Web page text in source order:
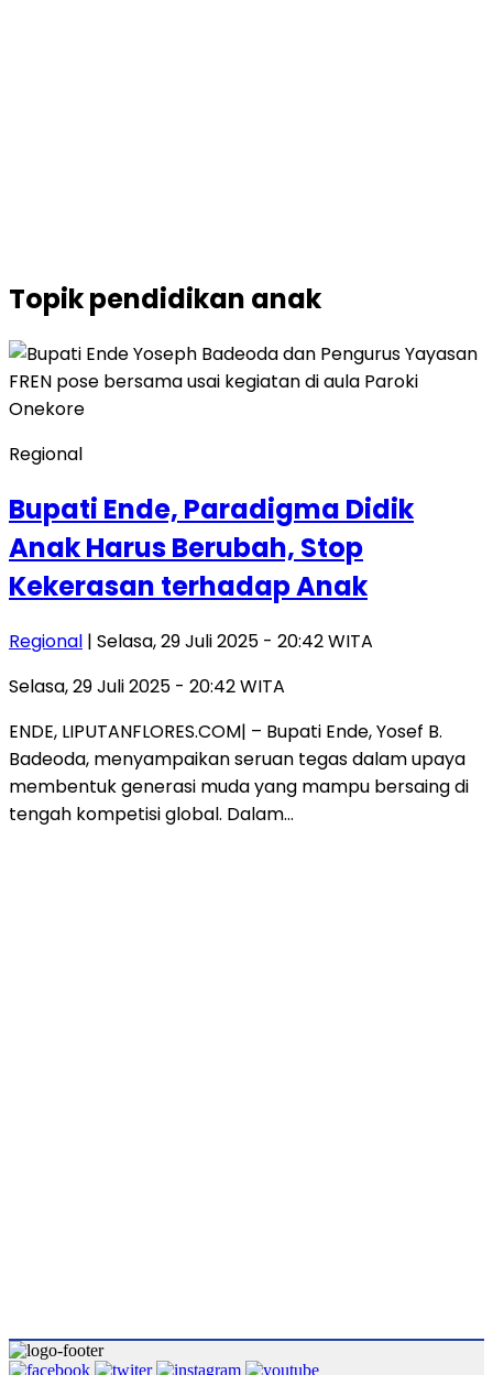
Topikpendidikan anak
Regional
Bupati Ende, Paradigma Didik
Anak Harus Berubah, Stop
Kekerasan terhadap Anak
Regional | Selasa, 29 Juli 2025 - 20:42 WITA
Selasa, 29 Juli 2025 - 20:42 WITA
ENDE, LIPUTANFLORES.COM| – Bupati Ende, Yosef B.
Badeoda, menyampaikan seruan tegas dalam upaya
membentuk generasi muda yang mampu bersaing di
tengah kompetisi global. Dalam…